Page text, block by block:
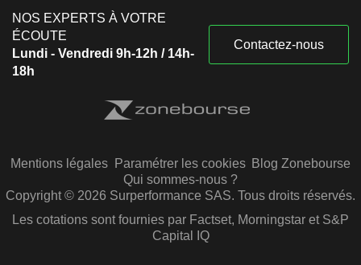
NOS EXPERTS À VOTRE
ÉCOUTE
Lundi - Vendredi 9h-12h / 14h-
18h
Contactez-nous
Mentions légales Paramétrer les cookies Blog Zonebourse
Qui sommes-nous ?
Copyright © 2026 Surperformance SAS. Tous droits réservés.
Les cotations sont fournies par Factset, Morningstar et S&P
Capital IQ